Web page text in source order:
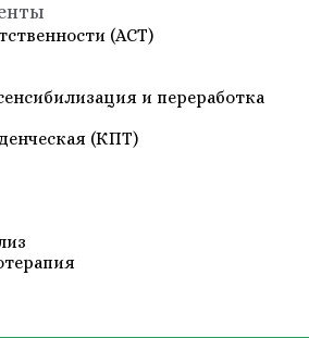
(АСТ)
и переработка
(КПТ)